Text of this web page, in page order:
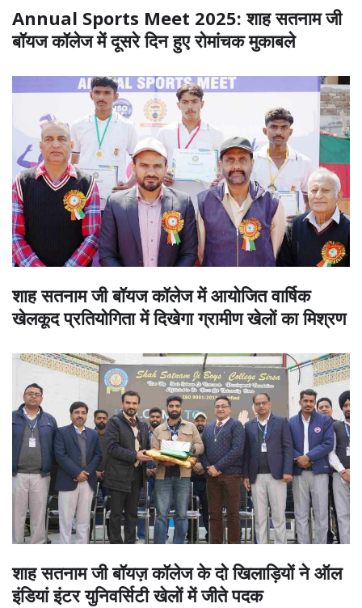
Annual Sports Meet 2025: शाह सतनाम जी
बॉयज कॉलेज में दूसरे दिन हुए रोमांचक मुकाबले
शाह सतनाम जी बॉयज कॉलेज में आयोजित वार्षिक
खेलकूद प्रतियोगिता में दिखेगा ग्रामीण खेलों का मिश्रण
शाह सतनाम जी बॉयज़ कॉलेज के दो खिलाड़ियों ने ऑल
इंडियां इंटर युनिवर्सिटी खेलों में जीते पदक